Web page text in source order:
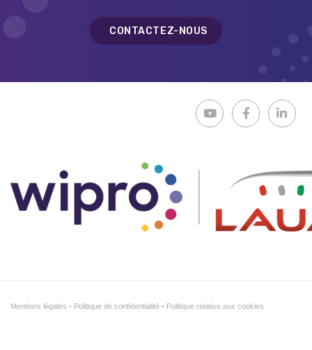
CONTACTEZ-NOUS
Mentions légales Politique de confidentialité Politique relative aux cookies